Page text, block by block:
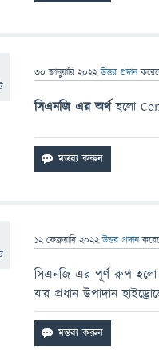
30 জানুয়ারি 2022 উত্তর প্রদান
সিএনজি এর অর্থহলো
12 ফেব্রুয়ারি 2022 উত্তর প্রদান
সিএনজি এর পূর্ণ রুপ হলো
যার প্রধান উপাদান